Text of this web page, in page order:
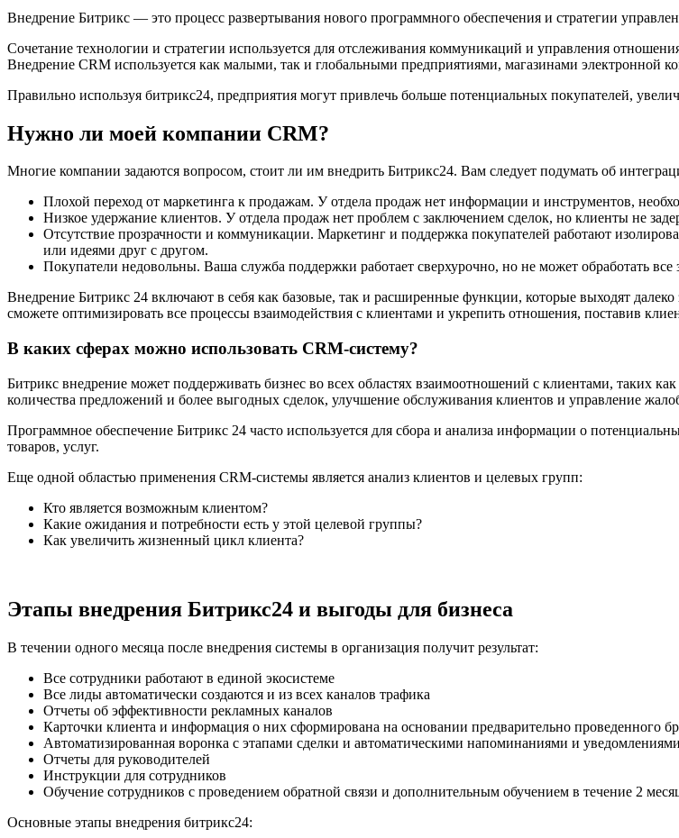
Внедрение Битрикс — это процесс развертывания нового программного обеспечения и стратегии
Сочетание технологии и стратегии используется для отслеживания коммуникаций и управления
Внедрение CRM используется как малыми, так и глобальными предприятиями, магазинами электронной
Правильно используя битрикс24, предприятия могут привлечь больше потенциальных покупателей,
Нужно ли моей компании CRM?
Многие компании задаются вопросом, стоит ли им внедрить Битрикс24. Вам следует подумать об
Плохой переход от маркетинга к продажам. У отдела продаж нет информации и инструментов,
Низкое удержание клиентов. У отдела продаж нет проблем с заключением сделок, но клиенты не
Отсутствие прозрачности и коммуникации. Маркетинг и поддержка покупателей работают
или идеями друг с другом.
Покупатели недовольны. Ваша служба поддержки работает сверхурочно, но не может обработать
Внедрение Битрикс 24 включают в себя как базовые, так и расширенные функции, которые выходят
сможете оптимизировать все процессы взаимодействия с клиентами и укрепить отношения, поставив
В каких сферах можно использовать CRM-систему?
Битрикс внедрение может поддерживать бизнес во всех областях взаимоотношений с клиентами, таких
количества предложений и более выгодных сделок, улучшение обслуживания клиентов и управление
Программное обеспечение Битрикс 24 часто используется для сбора и анализа информации о
товаров, услуг.
Еще одной областью применения CRM-системы является анализ клиентов и целевых групп:
Кто является возможным клиентом?
Какие ожидания и потребности есть у этой целевой группы?
Как увеличить жизненный цикл клиента?
Этапы внедрения Битрикс24 и выгоды для бизнеса
В течении одного месяца после внедрения системы в организация получит результат:
Все сотрудники работают в единой экосистеме
Все лиды автоматически создаются и из всех каналов трафика
Отчеты об эффективности рекламных каналов
Карточки клиента и информация о них сформирована на основании предварительно проведенного
Автоматизированная воронка с этапами сделки и автоматическими напоминаниями и уведомлениями
Отчеты для руководителей
Инструкции для сотрудников
Обучение сотрудников с проведением обратной связи и дополнительным обучением в течение 2
Основные этапы внедрения битрикс24: